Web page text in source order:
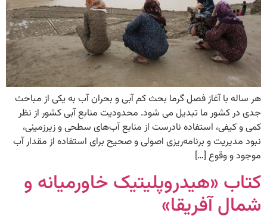
هر ساله با آغاز فصل گرما بحث کم آبی و بحران آب به یکی از مباحث
جدی در کشور ما تبدیل می شود. محدودیت منابع آبی کشور از نظر
کمی و کیفی، استفاده نادرست از منابع آب‌های سطحی و زیرزمینی،
نبود مدیریت و برنامه‌ریزی اصولی و صحیح برای استفاده از مقدار آب
موجود و وقوع […]
کتاب «هیدروپلیتیک خاورمیانه و
شمال آفریقا»